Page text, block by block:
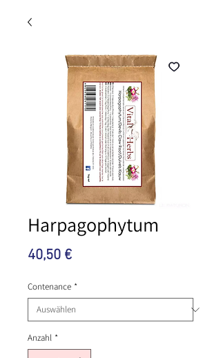
Harpagophytum
40,50 €Preis
Contenance *
Anzahl *